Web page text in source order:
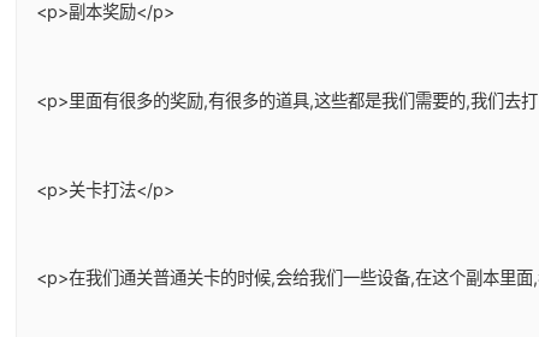
<p>副本奖励</p>
<p>里面有很多的奖励,有很多的道具,这些都是我们需要的,我们去
<p>关卡打法</p>
<p>在我们通关普通关卡的时候,会给我们一些设备,在这个副本里